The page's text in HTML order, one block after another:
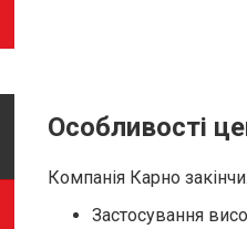
Особливості
Компанія Карно
Застосування